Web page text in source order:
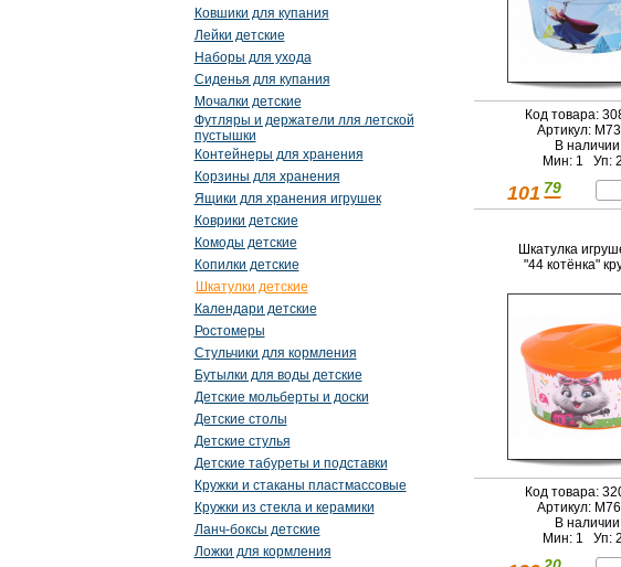
Ковшики для купания
Лейки детские
Наборы для ухода
Сиденья для купания
Мочалки детские
Футляры и держатели лля летской
пустышки
Контейнеры для хранения
Корзины для хранения
Ящики для хранения игрушек
Коврики детские
Комоды детские
Копилки детские
Шкатулки детские
Календари детские
Ростомеры
Стульчики для кормления
Бутылки для воды детские
Детские мольберты и доски
Детские столы
Детские стулья
Детские табуреты и подставки
Кружки и стаканы пластмассовые
Кружки из стекла и керамики
Ланч-боксы детские
Ложки для кормления
Код товара:
Артикул:
В наличии
Мин: 1 Уп:
101 79
Шкатулка
"44 котёнка"
Код товара:
Артикул:
В наличии
Мин: 1 Уп: